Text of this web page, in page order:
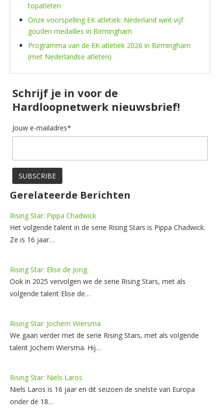
topatleten
Onze voorspelling EK atletiek: Nederland wint vijf
gouden medailles in Birmingham
Programma van de EK atletiek 2026 in Birmingham
(met Nederlandse atleten)
Schrijf je in voor de
Hardloopnetwerk nieuwsbrief!
Jouw e-mailadres*
Gerelateerde Berichten
Rising Star: Pippa Chadwick
Het volgende talent in de serie Rising Stars is Pippa Chadwick.
Ze is 16 jaar…
Rising Star: Elise de Jong
Ook in 2025 vervolgen we de serie Rising Stars, met als
volgende talent Elise de…
Rising Star: Jochem Wiersma
We gaan verder met de serie Rising Stars, met als volgende
talent Jochem Wiersma. Hij…
Rising Star: Niels Laros
Niels Laros is 16 jaar en dit seizoen de snelste van Europa
onder de 18…